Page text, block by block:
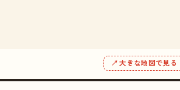
↗ 大きな地図で見る